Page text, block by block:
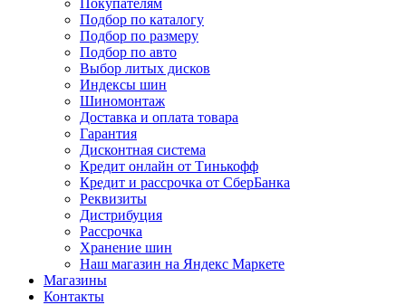
Покупателям
Подбор по каталогу
Подбор по размеру
Подбор по авто
Выбор литых дисков
Индексы шин
Шиномонтаж
Доставка и оплата товара
Гарантия
Дисконтная система
Кредит онлайн от Тинькофф
Кредит и рассрочка от СберБанка
Реквизиты
Дистрибуция
Рассрочка
Хранение шин
Наш магазин на Яндекс Маркете
Магазины
Контакты